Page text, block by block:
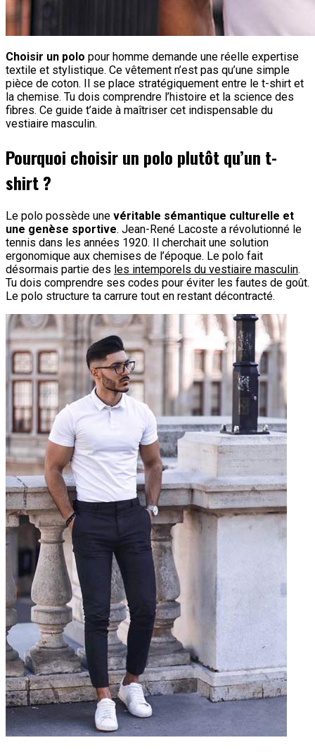
Choisir un polo pour homme demande une réelle expertise
textile et stylistique. Ce vêtement n’est pas qu’une simple
pièce de coton. Il se place stratégiquement entre le t-shirt et
la chemise. Tu dois comprendre l’histoire et la science des
fibres. Ce guide t’aide à maîtriser cet indispensable du
vestiaire masculin.
Pourquoi choisir un polo plutôt qu’un t-
shirt ?
Le polo possède une véritable sémantique culturelle et
une genèse sportive. Jean-René Lacoste a révolutionné le
tennis dans les années 1920. Il cherchait une solution
ergonomique aux chemises de l’époque. Le polo fait
désormais partie des les intemporels du vestiaire masculin.
Tu dois comprendre ses codes pour éviter les fautes de goût.
Le polo structure ta carrure tout en restant décontracté.